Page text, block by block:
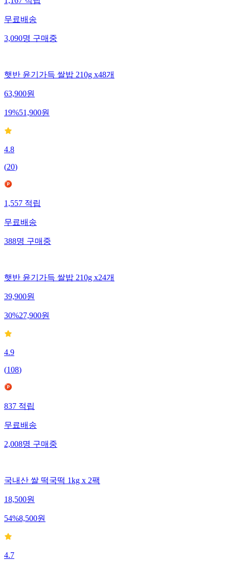
무료배송
3,090명 구매중
햇반 윤기가득 쌀밥 210g x48개
63,900원
19%51,900원
4.8
(20)
1,557적립
무료배송
388명구매중
햇반 윤기가득 쌀밥 210g x24개
39,900원
30%27,900원
4.9
(108)
837적립
무료배송
2,008명구매중
국내산 쌀 떡국떡 1kg x 2팩
18,500원
54%8,500원
4.7